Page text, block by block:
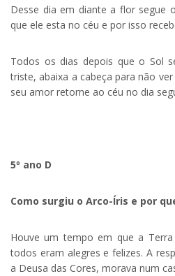
Desse dia em diante a flor segue
que ele esta no céu e por isso
Todos os dias depois que o Sol
triste, abaixa a cabeça para não
seu amor retorne ao céu no dia
5º ano D
Como surgiu o Arco-Íris e por
Houve um tempo em que a
todos eram alegres e felizes. A
a Deusa das Cores, morava num